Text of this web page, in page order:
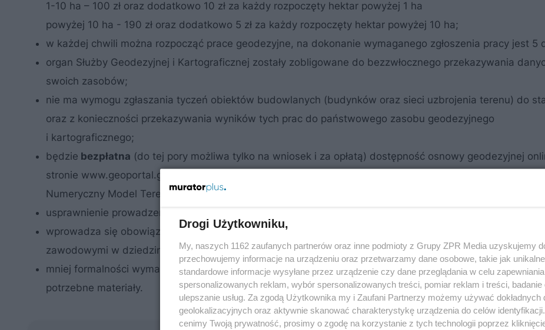
1-10 ha – 100 zł oraz dodatkowo 10 zł za każdy rozpoczęty hektar powyżej 1 ha
powyżej 10 ha - 190 zł oraz dodatkowo 5 zł za każdy rozpoczęty hektar powyżej 10 ha;
w każdej chwili można rozpocząć prace geodezyjne, na dokonanie wymaganego zgłoszenia pracy jest 5
organ Służby Geodezyjnej i Kartograficznej zostały zobligowane do bezzwłocznego przekazywania
swoich zasobów;
nie ma wymogu zgłaszania tyczeń obiektów budowlanych (budynków oraz sieci uzbrojenia terenu) do
oraz z konieczności przekazywania wyników tych prac do państwowego zasobu geodezyjnego
i kartograficznego;
będzie bezpłatna (do tej pory możliwa tylko na wniosek i za opłatą) dostępność osnowy geodezyjnej
stronie www.geoportal.gov.pl: dane topograficzne (BDOT10k), ortofotomapa, dane pomiarowe LIDAR,
Numeryczny Model Terenu, dane o osnowach geodezyjnych, podstawowe dane o działkach i budynkach;
usprawnienie prowadzenia ewidencji gruntów i budynków;
wprowadza się obowiązek ustanawiania kierownika prac geodezyjnych, legitymującego się uprawnieniami
zawodowymi w dziedzinie geodezji i kartografii w przypadku wykonywania każdej z prac geodezyjnych;
mniej formalności wymaganych przez starostwa powiatowe od geodetów, co pozwoli im szybciej
potrzebne materiały.
Drogi Użytkowniku,
My, naszych 1162 zaufanych partnerów oraz inne podmioty z Grupy ZPR Media uzyskujemy
przechowujemy informacje na urządzeniu oraz przetwarzamy dane osobowe, takie jak
standardowe informacje wysyłane przez urządzenie czy dane przeglądania w celu zapewniania
spersonalizowanych reklam, wybór spersonalizowanych treści, pomiar reklam i treści, badanie
ulepszanie usług. Za zgodą Użytkownika my i Zaufani Partnerzy możemy używać dokładnych
geolokalizacyjnych oraz aktywnie skanować charakterystykę urządzenia do celów
cenimy Twoją prywatność, prosimy o zgodę na korzystanie z tych technologii poprzez